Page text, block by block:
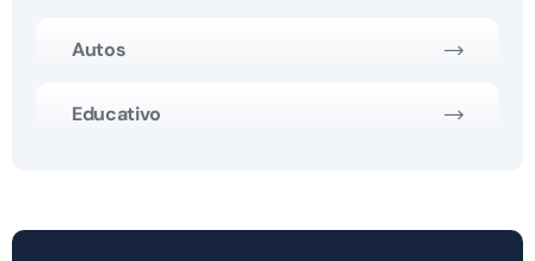
Autos
Educativo